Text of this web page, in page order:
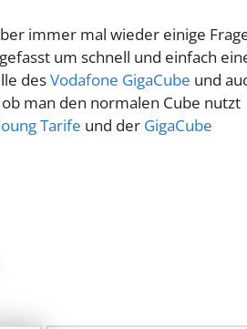
immer mal wieder einige
um schnell und einfach
desVodafone GigaCube und
man den normalen Cube nutzt
Tarife und der GigaCube